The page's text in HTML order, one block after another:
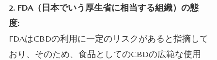
2. FDA（日本でいう厚生省に相当する組織）の態
度:
FDAはCBDの利用に一定のリスクがあると指摘して
おり、そのため、食品としてのCBDの広範な使用